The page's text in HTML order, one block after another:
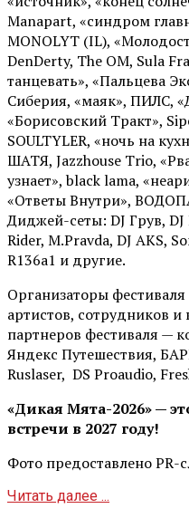
Manapart, «синдром
MONOLYT (IL),
DenDerty, The OM, Sula
танцевать», «Пальцева
Сиберия, «маяк», ПИЛС,
«Борисовский Тракт»,
SOULTYLER, «ночь на
ШАТЯ, Jazzhouse Trio,
узнает», black lama,
«Ответы Внутри»,
Диджей-сеты: DJ Грув,
Rider, М.Pravda, DJ AKS,
R136a1 и другие.
Организаторы фестиваля
артистов, сотрудников и
партнеров фестиваля —
Яндекс Путешествия,
Ruslaser, DS Proaudio,
«Дикая Мята-2026» —
встречи в 2027 году!
Фото предоставлено PR-
Читать далее ...